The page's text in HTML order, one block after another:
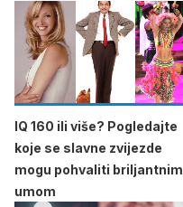
IQ 160 ili više? Pogledajte
koje se slavne zvijezde
mogu pohvaliti briljantnim
umom